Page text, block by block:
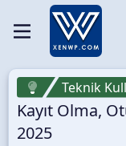
Teknik
Kayıt Olma,
2025